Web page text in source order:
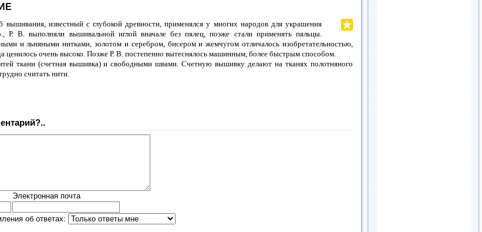
вышивания, известный с глубокой древности, применялся у многих народов для украшения
Р. В. выполняли вышивальной иглой вначале без пялец, позже стали применять пяльцы.
и льняными нитками, золотом и серебром, бисером и жемчугом отличалось изобретательностью,
ценилось очень высоко. Позже Р. В. постепенно вытеснялось машинным, более быстрым способом.
ткани (счетная вышивка) и свободными швами. Счетную вышивку делают на тканях полотняного
считать нити.
Электронная почта
об ответах: